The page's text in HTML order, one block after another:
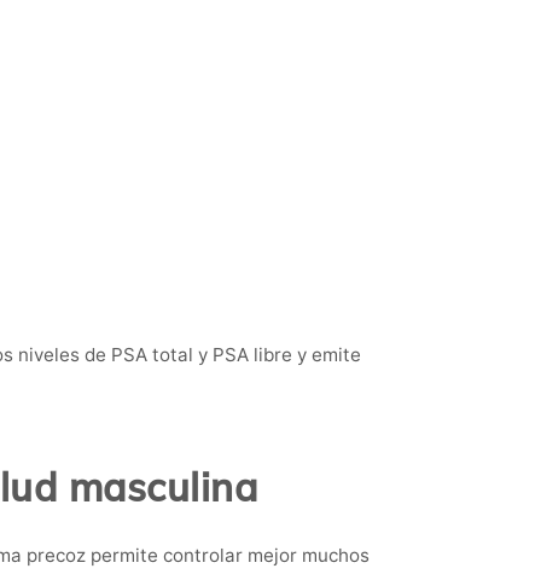
niveles de PSA total y PSA libre y emite
masculina
precoz permite controlar mejor muchos